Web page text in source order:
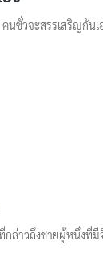
นชั่วจะสรรเสริญกันเ
ล่าวถึงชายผู้หนึ่งที่มี